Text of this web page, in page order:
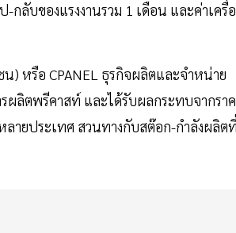
ลับของแรงงานรวม 1 เดือน และค่าเครื่
หรือ CPANEL ธุรกิจผลิตและจำหน่าย
ผลิตพรีคาสท์ และได้รับผลกระทบจากรา
ายประเทศ สวนทางกับสต๊อก-กำลังผลิต